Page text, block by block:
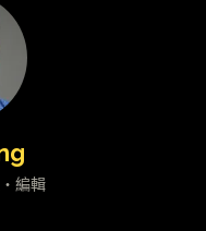
編輯